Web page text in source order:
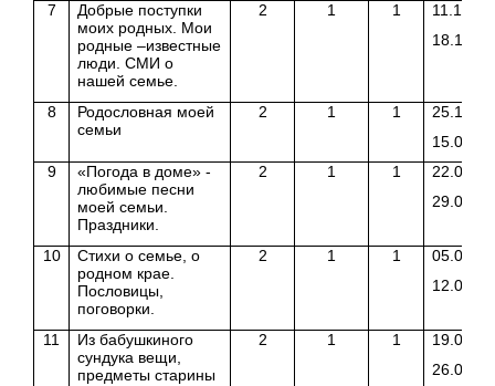
7
Добрые поступки
моих родных. Мои
родные –известные
люди. СМИ о
нашей семье.
2 1 1
11.12.17
18.12.17
8
Родословная моей
семьи
2 1 1
25.12.17
15.01.18
9
«Погода в доме» -
любимые песни
моей семьи.
Праздники.
2 1 1
22.01.18
29.01.18
10
Стихи о семье, о
родном крае.
Пословицы,
поговорки.
2 1 1
05.02.18
12.02.18
11
Из бабушкиного
сундука вещи,
предметы старины
2 1 1
19.02.18
26.02.18